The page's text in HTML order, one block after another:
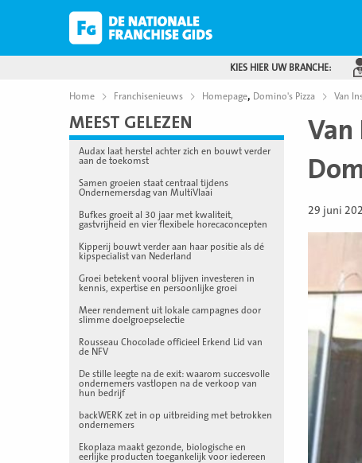
KIES HIER UW BRANCHE:
Home Franchisenieuws Homepage, Domino's Pizza Van
MEEST GELEZEN
Audax laat herstel achter zich en bouwt verder
aan de toekomst
Samen groeien staat centraal tijdens
Ondernemersdag van MultiVlaai
Bufkes groeit al 30 jaar met kwaliteit,
gastvrijheid en vier flexibele horecaconcepten
Kipperij bouwt verder aan haar positie als dé
kipspecialist van Nederland
Groei betekent vooral blijven investeren in
kennis, expertise en persoonlijke groei
Meer rendement uit lokale campagnes door
slimme doelgroepselectie
Rousseau Chocolade officieel Erkend Lid van
de NFV
De stille leegte na de exit: waarom succesvolle
ondernemers vastlopen na de verkoop van
hun bedrijf
backWERK zet in op uitbreiding met betrokken
ondernemers
Ekoplaza maakt gezonde, biologische en
eerlijke producten toegankelijk voor iedereen
29 juni